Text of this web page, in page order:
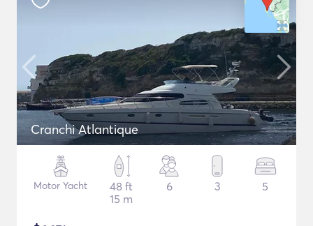
Cranchi Atlantique
Motor Yacht
48 ft
15 m
6 3 5